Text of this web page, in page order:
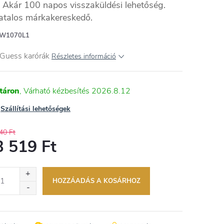
Akár 100 napos visszaküldési lehetőség.
márkakereskedő.
karórák Részletes információ
2026.8.12
Szállítási lehetőségek
Ft
519 Ft
HOZZÁADÁS A KOSÁRHOZ